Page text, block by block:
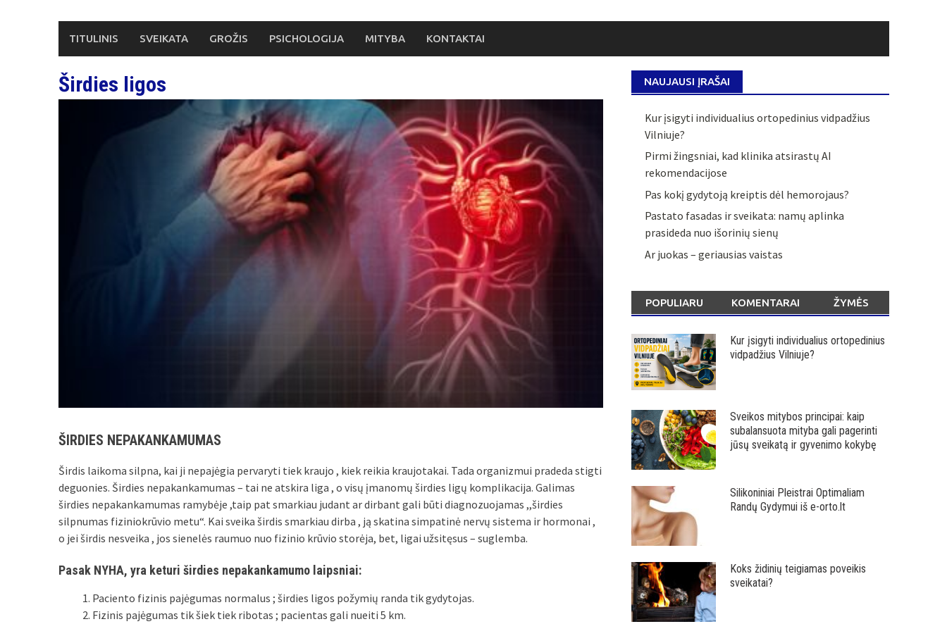
TITULINIS SVEIKATA GROŽIS PSICHOLOGIJA MITYBA KONTAKTAI
Širdies ligos
ŠIRDIES NEPAKANKAMUMAS
Širdis laikoma silpna, kai ji nepajėgia pervaryti tiek kraujo , kiek reikia kraujotakai. Tada organizmui pradeda stigti
deguonies. Širdies nepakankamumas – tai ne atskira liga , o visų įmanomų širdies ligų komplikacija. Galimas
širdies nepakankamumas ramybėje ,taip pat smarkiau judant ar dirbant gali būti diagnozuojamas ,,širdies
silpnumas fiziniokrūvio metu“. Kai sveika širdis smarkiau dirba , ją skatina simpatinė nervų sistema ir hormonai ,
o jei širdis nesveika , jos sienelės raumuo nuo fizinio krūvio storėja, bet, ligai užsitęsus – suglemba.
Pasak NYHA, yra keturi širdies nepakankamumo laipsniai:
Paciento fizinis pajėgumas normalus ; širdies ligos požymių randa tik gydytojas.
Fizinis pajėgumas tik šiek tiek ribotas ; pacientas gali nueiti 5 km.
NAUJAUSI ĮRAŠAI
Kur įsigyti individualius ortopedinius vidpadžius
Vilniuje?
Pirmi žingsniai, kad klinika atsirastų AI
rekomendacijose
Pas kokį gydytoją kreiptis dėl hemorojaus?
Pastato fasadas ir sveikata: namų aplinka
prasideda nuo išorinių sienų
Ar juokas – geriausias vaistas
POPULIARU KOMENTARAI ŽYMĖS
Kur įsigyti individualius ortopedinius
vidpadžius Vilniuje?
Sveikos mitybos principai: kaip
subalansuota mityba gali pagerinti
jūsų sveikatą ir gyvenimo kokybę
Silikoniniai Pleistrai Optimaliam
Randų Gydymui iš e-orto.lt
Koks židinių teigiamas poveikis
sveikatai?